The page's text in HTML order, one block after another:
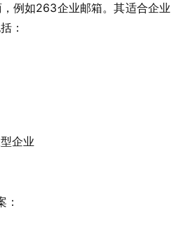
例如263企业邮箱。其适合企业
：
企业